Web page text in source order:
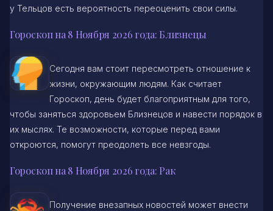
у Тельцов есть вероятность переоценить свои силы.
Гороскоп на 8 Ноября 2026 года: Близнецы
Сегодня вам стоит пересмотреть отношение к
жизни, окружающим людям. Как считает
Гороскоп, день будет благоприятным для того,
чтобы заняться здоровьем Близнецов и навести порядок в
их мыслях. Те возможности, которые перед вами
откроются, помогут преодолеть все невзгоды.
Гороскоп на 8 Ноября 2026 года: Рак
Получение внезапных новостей может внести